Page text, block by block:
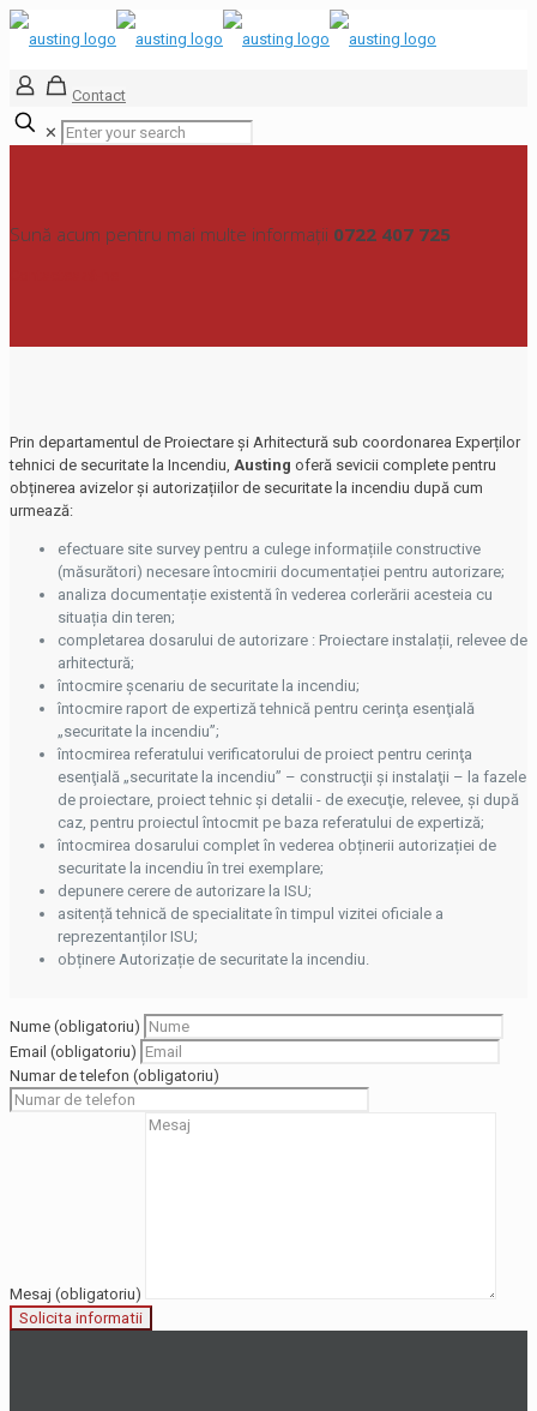
Contact
✕
Sună acum pentru mai multe informații 0722 407 725
Prin departamentul de Proiectare și Arhitectură sub coordonarea Experților
tehnici de securitate la Incendiu, Austing oferă sevicii complete pentru
obținerea avizelor și autorizațiilor de securitate la incendiu după cum
urmează:
efectuare site survey pentru a culege informațiile constructive
(măsurători) necesare întocmirii documentației pentru autorizare;
analiza documentație existentă în vederea corlerării acesteia cu
situația din teren;
completarea dosarului de autorizare : Proiectare instalații, relevee de
arhitectură;
întocmire șcenariu de securitate la incendiu;
întocmire raport de expertiză tehnică pentru cerinţa esenţială
„securitate la incendiu”;
întocmirea referatului verificatorului de proiect pentru cerinţa
esenţială „securitate la incendiu” – construcţii şi instalaţii – la fazele
de proiectare, proiect tehnic şi detalii - de execuţie, relevee, şi după
caz, pentru proiectul întocmit pe baza referatului de expertiză;
întocmirea dosarului complet în vederea obținerii autorizației de
securitate la incendiu în trei exemplare;
depunere cerere de autorizare la ISU;
asitență tehnică de specialitate în timpul vizitei oficiale a
reprezentanților ISU;
obținere Autorizație de securitate la incendiu.
Nume (obligatoriu)
Email (obligatoriu)
Numar de telefon (obligatoriu)
Mesaj (obligatoriu)